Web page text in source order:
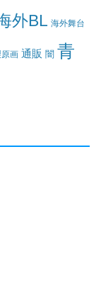
外BL 海外舞台
原画 通販 闇 青